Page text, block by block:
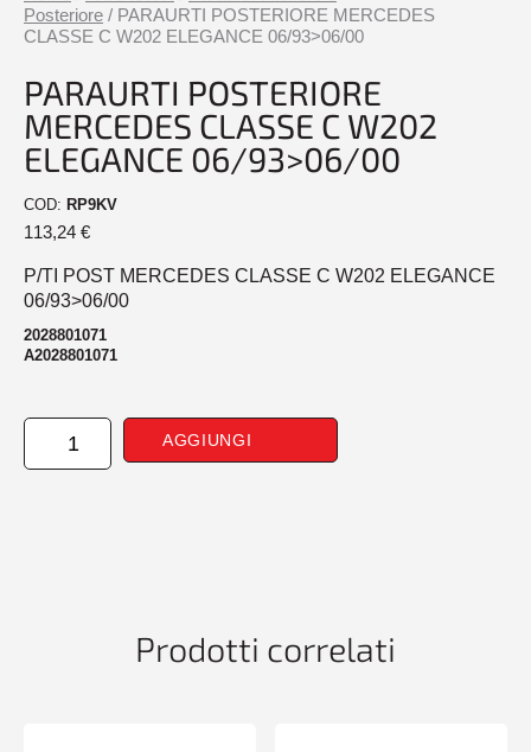
Posteriore / PARAURTI POSTERIORE MERCEDES
CLASSE C W202 ELEGANCE 06/93>06/00
PARAURTI POSTERIORE
MERCEDES CLASSE C W202
ELEGANCE 06/93>06/00
COD: RP9KV
113,24 €
P/TI POST MERCEDES CLASSE C W202 ELEGANCE
06/93>06/00
2028801071
A2028801071
PARAURTI
POSTERIORE
AGGIUNGI
Prodotti correlati